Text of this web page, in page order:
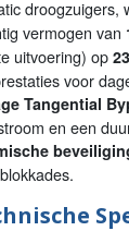
droogzuigers,
vermogen van
uitvoering) op
voor
Tangential
en een